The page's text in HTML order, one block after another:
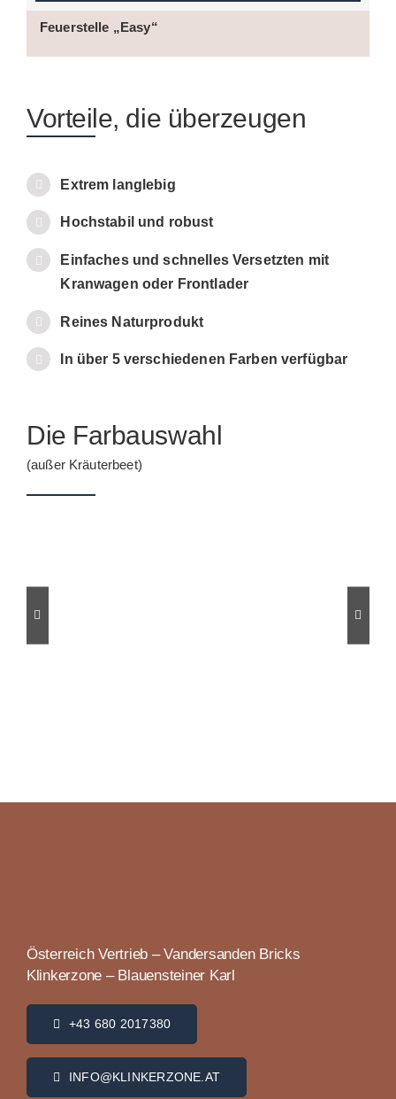
Feuerstelle „Easy“
Vorteile, die überzeugen
Extrem langlebig
Hochstabil und robust
Einfaches und schnelles Versetzten mit
Kranwagen oder Frontlader
Reines Naturprodukt
In über 5 verschiedenen Farben verfügbar
Die Farbauswahl
(außer Kräuterbeet)
Österreich Vertrieb – Vandersanden Bricks
Klinkerzone – Blauensteiner Karl
+43 680 2017380
INFO@KLINKERZONE.AT